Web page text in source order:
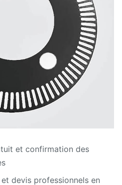
et confirmation des
devis professionnels en